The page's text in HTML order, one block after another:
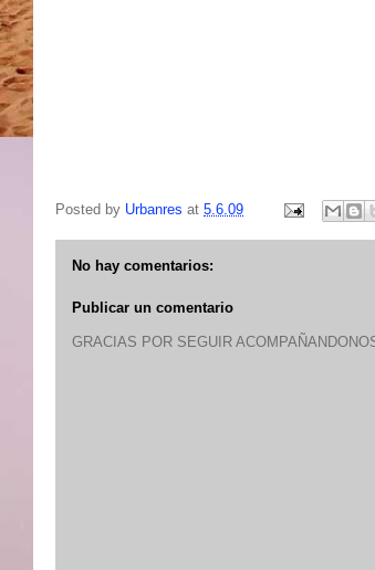
Posted by Urbanres at 5.6.09
No hay comentarios:
Publicar un comentario
GRACIAS POR SEGUIR